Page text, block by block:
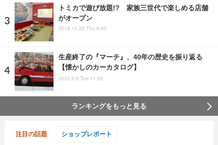
トミカで遊び放題!? 家族三世代で楽しめる店舗
がオープン
2018.10.25 Thu 8:00
生産終了の『マーチ』、40年の歴史を振り返る
【懐かしのカーカタログ】
2022.9.6 Tue 11:29
ランキングをもっと見る
注目の話題 ショップレポート